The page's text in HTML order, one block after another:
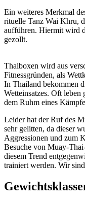
Ein weiteres Merkmal
rituelle Tanz Wai Khru,
aufführen. Hiermit wird
gezollt.
Thaiboxen wird aus
Fitnessgründen, als
In Thailand bekommen
Wetteinsatzes. Oft leben
dem Ruhm eines
Leider hat der Ruf des
sehr gelitten, da dieser
Aggressionen und zum
Besuche von Muay-
diesem Trend
trainiert werden. Wir